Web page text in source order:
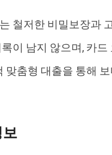
철저한 비밀보장과
이 남지 않으며, 카
맞춤형 대출을 통해
보